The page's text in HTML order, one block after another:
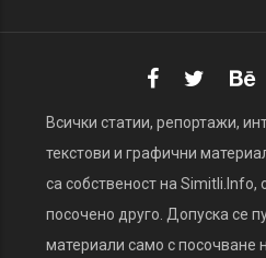
Всички статии, репортажи,
текстови и графични
са собственост на Simitli.Info,
посочено друго. Допуска се
материали само с посочване